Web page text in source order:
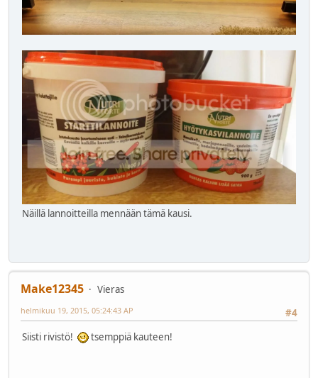
Näillä lannoitteilla mennään tämä kausi.
Make12345
Vieras
#4
helmikuu 19, 2015, 05:24:43 AP
Siisti rivistö! tsemppiä kauteen!